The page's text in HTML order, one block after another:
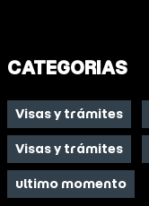
CATEGORIAS
Visas y trámites
Visas y trámites
ultimo momento